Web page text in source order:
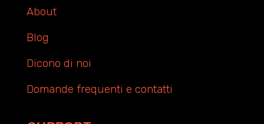
About
Blog
Dicono di noi
Domande frequenti e contatti